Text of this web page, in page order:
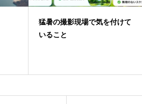
猛暑の撮影現場で気を付けて
いること